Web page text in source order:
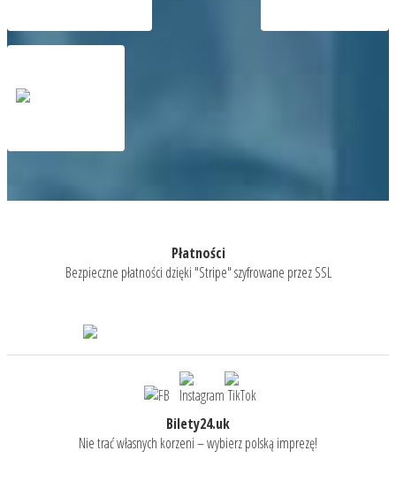
Płatności
Bezpieczne płatności dzięki "Stripe" szyfrowane przez SSL
Bilety24.uk
Nie trać własnych korzeni – wybierz polską imprezę!